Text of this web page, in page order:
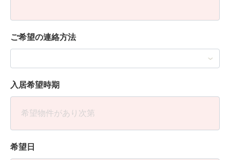
ご希望の連絡方法
入居希望時期
希望日